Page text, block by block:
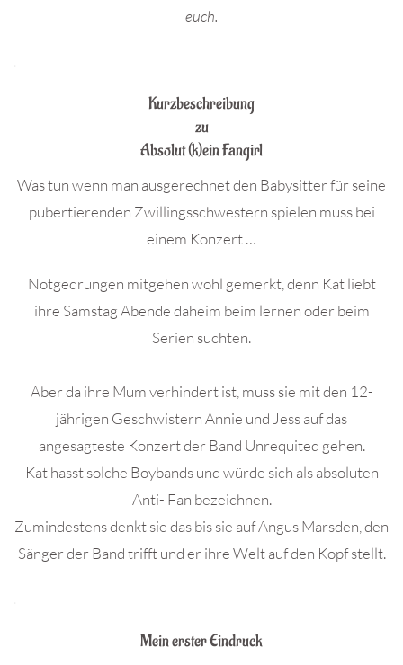
euch.
Kurzbeschreibung
zu
Absolut (k)ein Fangirl
Was tun wenn man ausgerechnet den Babysitter für seine
pubertierenden Zwillingsschwestern spielen muss bei
einem Konzert …
Notgedrungen mitgehen wohl gemerkt, denn Kat liebt
ihre Samstag Abende daheim beim lernen oder beim
Serien suchten.
Aber da ihre Mum verhindert ist, muss sie mit den 12-
jährigen Geschwistern Annie und Jess auf das
angesagteste Konzert der Band Unrequited gehen.
Kat hasst solche Boybands und würde sich als absoluten
Anti- Fan bezeichnen.
Zumindestens denkt sie das bis sie auf Angus Marsden, den
Sänger der Band trifft und er ihre Welt auf den Kopf stellt.
Mein erster Eindruck